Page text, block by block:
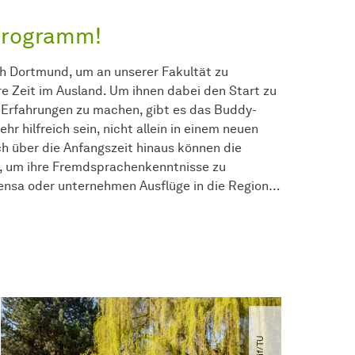
Dortmund, um an unserer Fakultät zu
Zeit im Ausland. Um ihnen dabei den Start zu
zu machen, gibt es das Buddy-
hilfreich sein, nicht allein in einem neuen
über die Anfangszeit hinaus können die
ihre Fremdsprachenkenntnisse zu
oder unternehmen Ausflüge in die Region…